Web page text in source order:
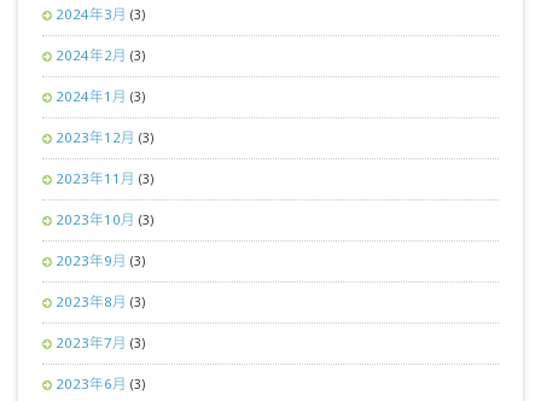
2024年3月 (3)
2024年2月 (3)
2024年1月 (3)
2023年12月 (3)
2023年11月 (3)
2023年10月 (3)
2023年9月 (3)
2023年8月 (3)
2023年7月 (3)
2023年6月 (3)